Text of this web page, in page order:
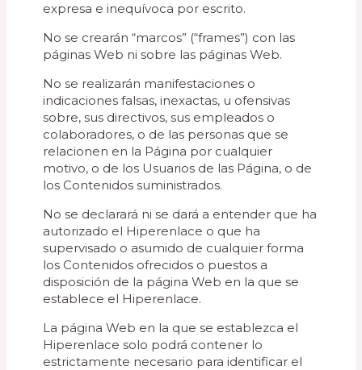
expresa e inequívoca por escrito.
No se crearán “marcos” (“frames”) con las
páginas Web ni sobre las páginas Web.
No se realizarán manifestaciones o
indicaciones falsas, inexactas, u ofensivas
sobre, sus directivos, sus empleados o
colaboradores, o de las personas que se
relacionen en la Página por cualquier
motivo, o de los Usuarios de las Página, o de
los Contenidos suministrados.
No se declarará ni se dará a entender que ha
autorizado el Hiperenlace o que ha
supervisado o asumido de cualquier forma
los Contenidos ofrecidos o puestos a
disposición de la página Web en la que se
establece el Hiperenlace.
La página Web en la que se establezca el
Hiperenlace solo podrá contener lo
estrictamente necesario para identificar el